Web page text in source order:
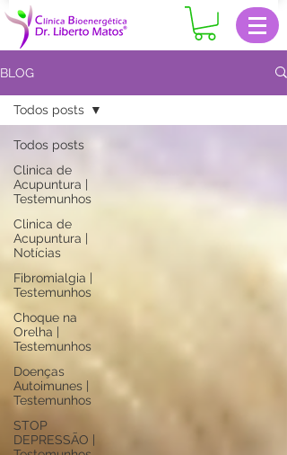
BLOG
Todos posts
Clinica de
Acupuntura |
Testemunhos
Clinica de
Acupuntura |
Notícias
Fibromialgia |
Testemunhos
Choque na
Orelha |
Testemunhos
Doenças
Autoimunes |
Testemunhos
STOP
DEPRESSÃO |
Todos posts